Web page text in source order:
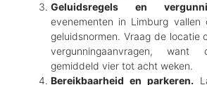
Geluidsregels en
evenementen in Limburg vallen
geluidsnormen. Vraag de locatie
vergunningaanvragen,
gemiddeld vier tot acht weken.
Bereikbaarheid en parkeren.